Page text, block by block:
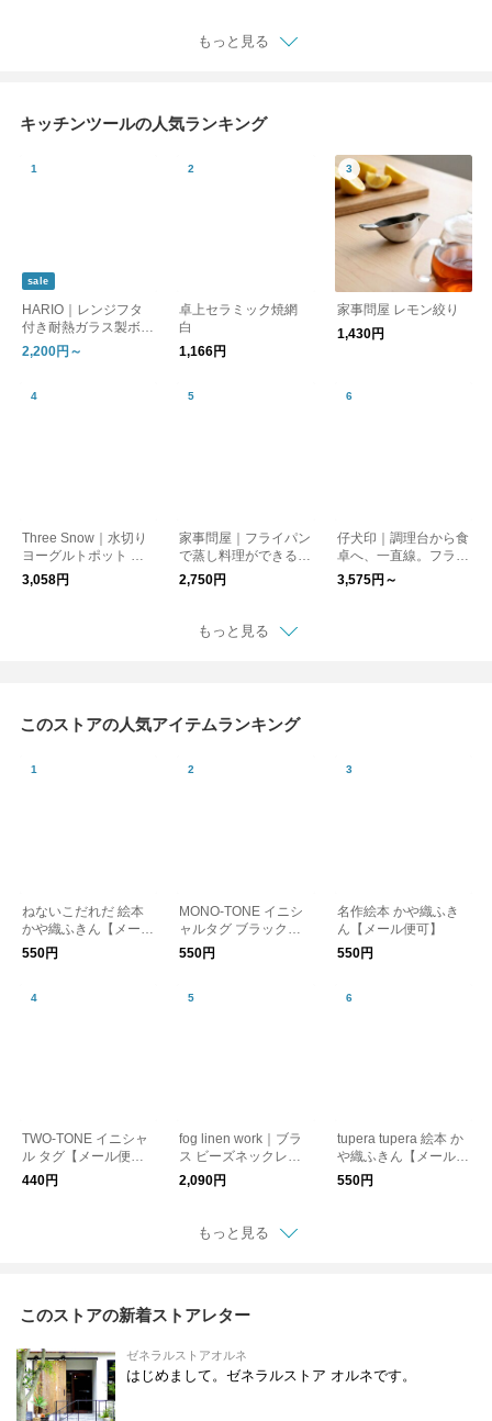
もっと見る
キッチンツールの人気ランキング
sale
HARIO｜レンジフタ
付き耐熱ガラス製ボウ
ル 2個／3個セット
2,200円～
卓上セラミック焼網
白
1,166円
家事問屋 レモン絞り
1,430円
Three Snow｜水切り
ヨーグルトポット キ
ッチンツール/調理道
具
3,058円
家事問屋｜フライパン
で蒸し料理ができる
蒸しかご
2,750円
仔犬印｜調理台から食
卓へ、一直線。フラッ
トエッジ深型角バッ
ト･トレー
3,575円～
もっと見る
このストアの人気アイテムランキング
ねないこだれだ 絵本
かや織ふきん【メール
便可】
550円
MONO-TONE イニシ
ャルタグ ブラック
【メール便可】
550円
名作絵本 かや織ふき
ん【メール便可】
550円
TWO-TONE イニシャ
ル タグ【メール便
可】
440円
fog linen work｜ブラ
ス ビーズネックレス
S【メール便可】
2,090円
tupera tupera 絵本 か
や織ふきん【メール便
可】
550円
もっと見る
このストアの新着ストアレター
ゼネラルストアオルネ
はじめまして。ゼネラルストア オルネです。